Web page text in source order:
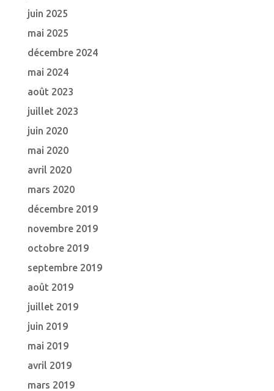
juin 2025
mai 2025
décembre 2024
mai 2024
août 2023
juillet 2023
juin 2020
mai 2020
avril 2020
mars 2020
décembre 2019
novembre 2019
octobre 2019
septembre 2019
août 2019
juillet 2019
juin 2019
mai 2019
avril 2019
mars 2019